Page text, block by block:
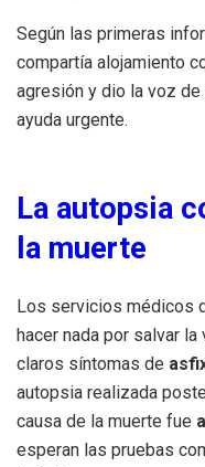
Según las primeras
compartía alojamiento
agresión y dio la voz de
ayuda urgente.
La autopsia
la muerte
Los servicios médicos
hacer nada por salvar
claros síntomas de
autopsia realizada
causa de la muerte fue
esperan las pruebas